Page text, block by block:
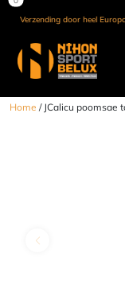
Verzending door heel Europa
Home / JCalicu poomsae